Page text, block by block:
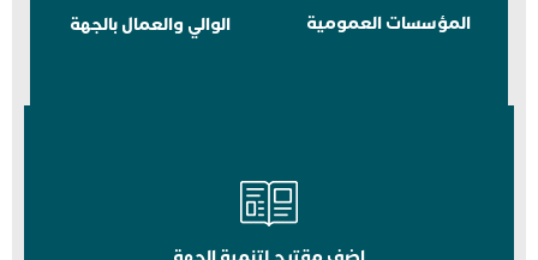
المؤسسات العمومية الوالي والعمال بالجهة